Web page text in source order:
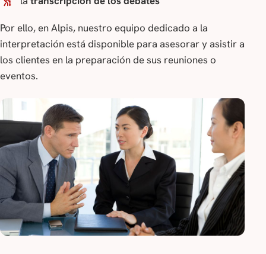
Por ello, en Alpis, nuestro equipo dedicado a la
interpretación está disponible para asesorar y asistir a
los clientes en la preparación de sus reuniones o
eventos.